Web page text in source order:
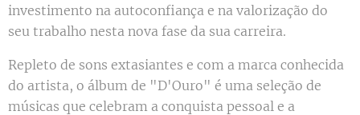
investimento na autoconfiança e na valorização do
seu trabalho nesta nova fase da sua carreira.
Repleto de sons extasiantes e com a marca conhecida
do artista, o álbum de "D'Ouro" é uma seleção de
músicas que celebram a conquista pessoal e a